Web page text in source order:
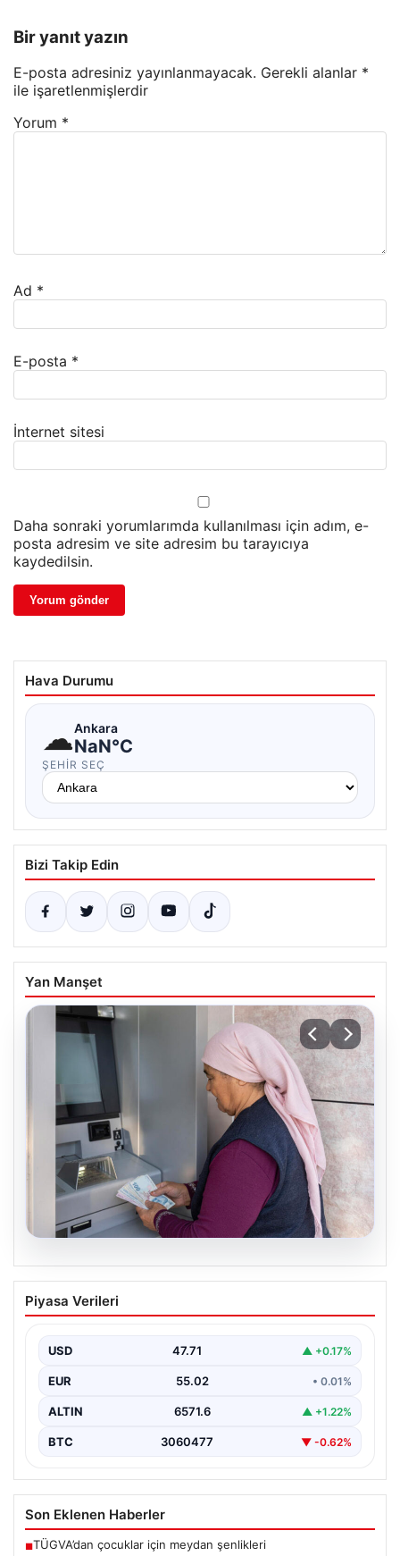
Bir yanıt yazın
E-posta adresiniz yayınlanmayacak. Gerekli alanlar *
ile işaretlenmişlerdir
Yorum *
Ad *
E-posta *
İnternet sitesi
Daha sonraki yorumlarımda kullanılması için adım, e-
posta adresim ve site adresim bu tarayıcıya
kaydedilsin.
Hava Durumu
☁Ankara
NaN°C
ŞEHIR SEÇ
Bizi Takip Edin
Yan Manşet
05.08.2026
Emekli maaşı ödemeleri ne zaman
yatacak? SGK, Bağ-Kur, Emekli Sandığı
Piyasa Verileri
USD 47.71 ▲ +0.17%
EUR 55.02 • 0.01%
ALTIN 6571.6 ▲ +1.22%
BTC 3060477 ▼ -0.62%
Son Eklenen Haberler
■TÜGVA’dan çocuklar için meydan şenlikleri